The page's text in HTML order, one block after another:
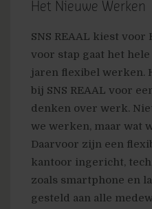
Het Nieuwe Werken
SNS REAAL kiest voor
voor stap gaat het
jaren flexibel werken.
bij SNS REAAL voor
denken over werk.
we werken, maar wat
Daarvoor zijn een
kantoor ingericht,
zoals smartphone en
gesteld aan alle